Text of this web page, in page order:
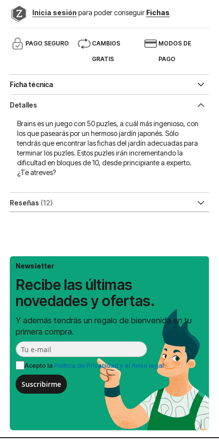
Inicia sesión para poder conseguir Fichas
PAGO SEGURO CAMBIOS
GRATIS
MODOS DE
PAGO
Ficha técnica
Detalles
Brains es un juego con 50 puzles, a cuál más ingenioso, con
los que pasearás por un hermoso jardín japonés. Sólo
tendrás que encontrar las fichas del jardín adecuadas para
terminar los puzles. Estos puzles irán incrementando la
dificultad en bloques de 10, desde principiante a experto.
¿Te atreves?
Reseñas 12
Newsletter
Recibe las últimas
novedades y ofertas.
Y además tendrás un regalo de bienvenida en tu
primera compra.
Acepto la Política de Privacidad y el Aviso legal
Suscribirme